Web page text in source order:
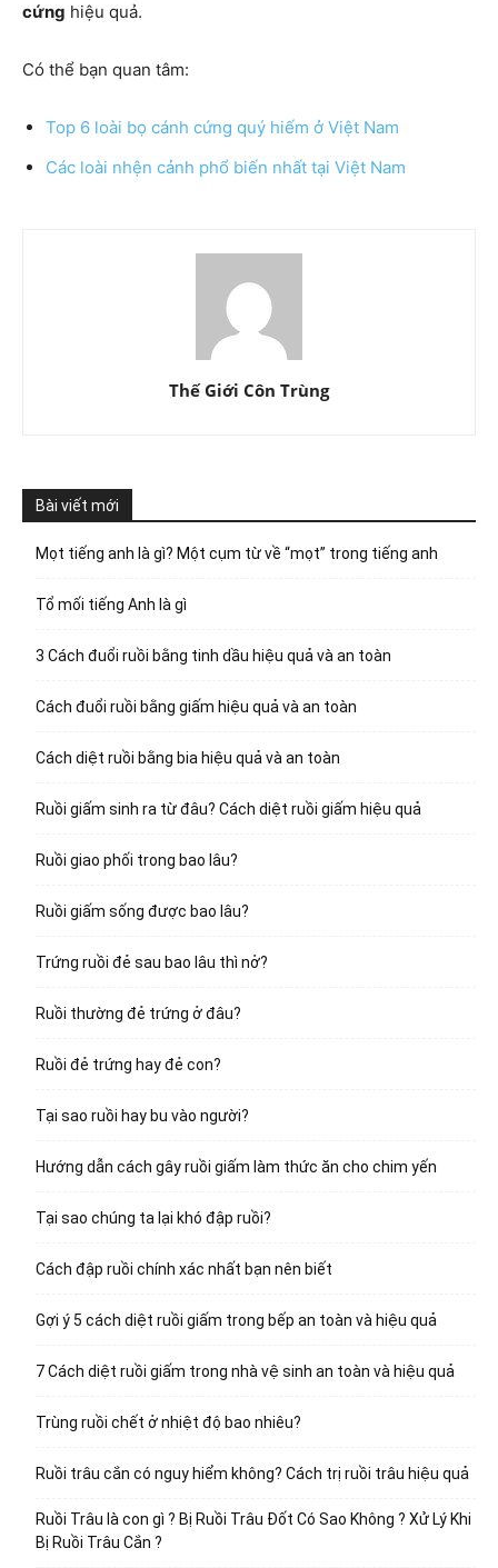
cứng hiệu quả.
Có thể bạn quan tâm:
Top 6 loài bọ cánh cứng quý hiếm ở Việt Nam
Các loài nhện cảnh phổ biến nhất tại Việt Nam
Thế Giới Côn Trùng
Bài viết mới
Mọt tiếng anh là gì? Một cụm từ về “mọt” trong tiếng anh
Tổ mối tiếng Anh là gì
3 Cách đuổi ruồi bằng tinh dầu hiệu quả và an toàn
Cách đuổi ruồi bằng giấm hiệu quả và an toàn
Cách diệt ruồi bằng bia hiệu quả và an toàn
Ruồi giấm sinh ra từ đâu? Cách diệt ruồi giấm hiệu quả
Ruồi giao phối trong bao lâu?
Ruồi giấm sống được bao lâu?
Trứng ruồi đẻ sau bao lâu thì nở?
Ruồi thường đẻ trứng ở đâu?
Ruồi đẻ trứng hay đẻ con?
Tại sao ruồi hay bu vào người?
Hướng dẫn cách gây ruồi giấm làm thức ăn cho chim yến
Tại sao chúng ta lại khó đập ruồi?
Cách đập ruồi chính xác nhất bạn nên biết
Gợi ý 5 cách diệt ruồi giấm trong bếp an toàn và hiệu quả
7 Cách diệt ruồi giấm trong nhà vệ sinh an toàn và hiệu quả
Trùng ruồi chết ở nhiệt độ bao nhiêu?
Ruồi trâu cắn có nguy hiểm không? Cách trị ruồi trâu hiệu quả
Ruồi Trâu là con gì ? Bị Ruồi Trâu Đốt Có Sao Không ? Xử Lý Khi
Bị Ruồi Trâu Cắn ?